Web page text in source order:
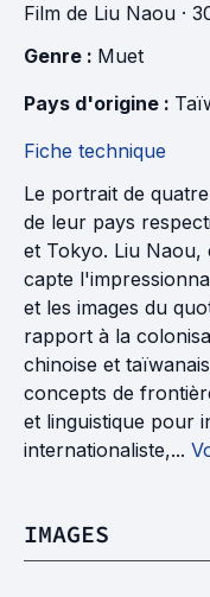
Film de Liu Naou ·
Genre : Muet
Pays d'origine :
Fiche technique
Le portrait de
de leur pays
et Tokyo. Liu Naou,
capte
et les images du
rapport à la
chinoise et
concepts de
et linguistique pour
internationaliste,...
IMAGES